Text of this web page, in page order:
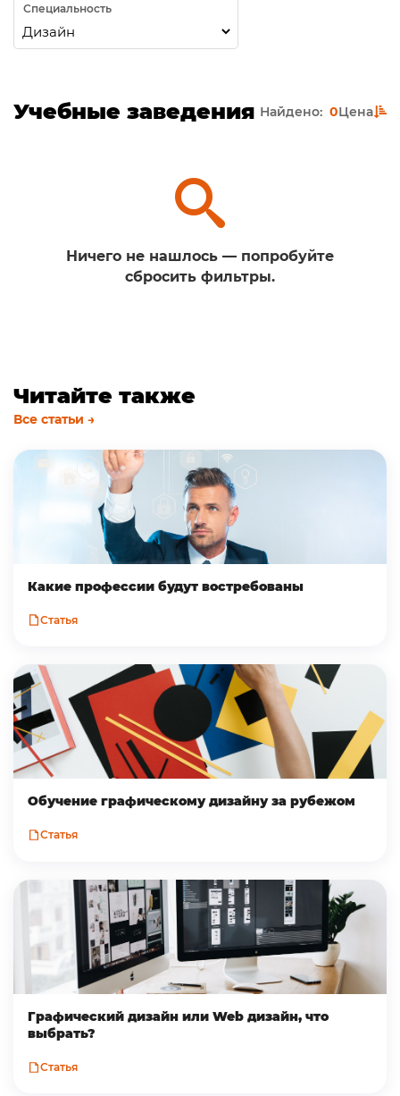
Специальность
Учебные заведения Найдено: 0Цена
Ничего не нашлось — попробуйте
сбросить фильтры.
Читайте также
Все статьи →
Какие профессии будут востребованы
Статья
Обучение графическому дизайну за рубежом
Статья
Графический дизайн или Web дизайн, что
выбрать?
Статья